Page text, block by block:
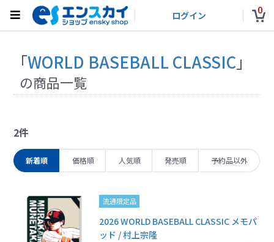
ログイン 0
「WORLD BASEBALL CLASSIC」
の商品一覧
2件
新着順 価格順 人気順 発売順 予約品以外
流通限定品
2026 WORLD BASEBALL CLASSIC メモパ
ッド / 村上宗隆